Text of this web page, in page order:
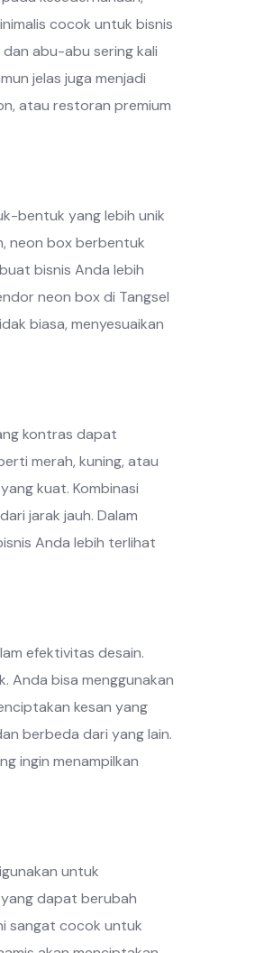
cocok untuk bisnis
abu-abu sering kali
jelas juga menjadi
atau restoran premium
bentuk yang lebih unik
neon box berbentuk
bisnis Anda lebih
neon box di Tangsel
biasa, menyesuaikan
kontras dapat
merah, kuning, atau
kuat. Kombinasi
jarak jauh. Dalam
Anda lebih terlihat
efektivitas desain.
Anda bisa menggunakan
kesan yang
berbeda dari yang lain.
ingin menampilkan
untuk
dapat berubah
sangat cocok untuk